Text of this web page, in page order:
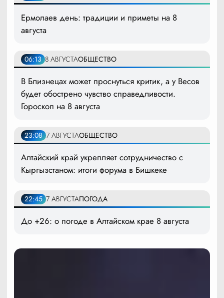
Ермолаев день: традиции и приметы на 8
августа
06:13 8 АВГУСТАОБЩЕСТВО
В Близнецах может проснуться критик, а у Весов
будет обострено чувство справедливости.
Гороскоп на 8 августа
23:08 7 АВГУСТАОБЩЕСТВО
Алтайский край укрепляет сотрудничество с
Кыргызстаном: итоги форума в Бишкеке
22:45 7 АВГУСТАПОГОДА
До +26: о погоде в Алтайском крае 8 августа